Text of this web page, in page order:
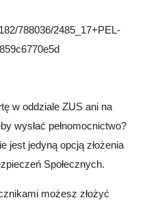
788036/2485_17+PEL-
w oddziale ZUS ani na
wysłać pełnomocnictwo?
jest jedyną opcją złożenia
Społecznych.
możesz złożyć